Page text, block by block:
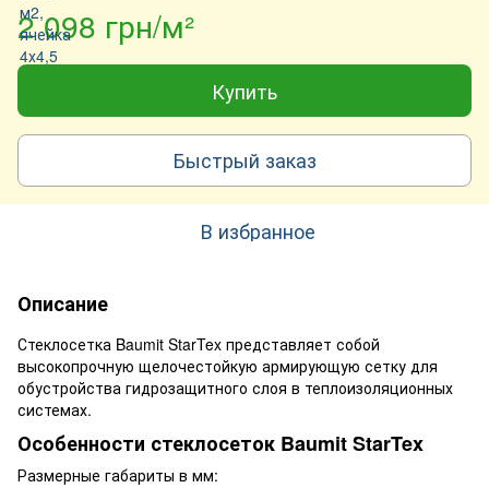
2 098 грн/м²
Купить
Быстрый заказ
В избранное
Описание
Стеклосетка Baumit StarTex представляет собой
высокопрочную щелочестойкую армирующую сетку для
обустройства гидрозащитного слоя в теплоизоляционных
системах.
Особенности стеклосеток Baumit StarTex
Размерные габариты в мм: